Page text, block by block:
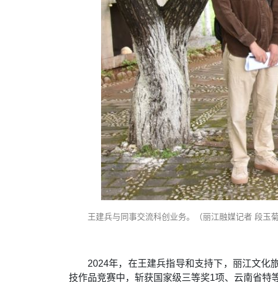
王建兵与同事交流科创业务。（丽江融媒记者 段玉菊
2024年，在王建兵指导和支持下，丽江文化
技作品竞赛中，斩获国家级三等奖1项、云南省特